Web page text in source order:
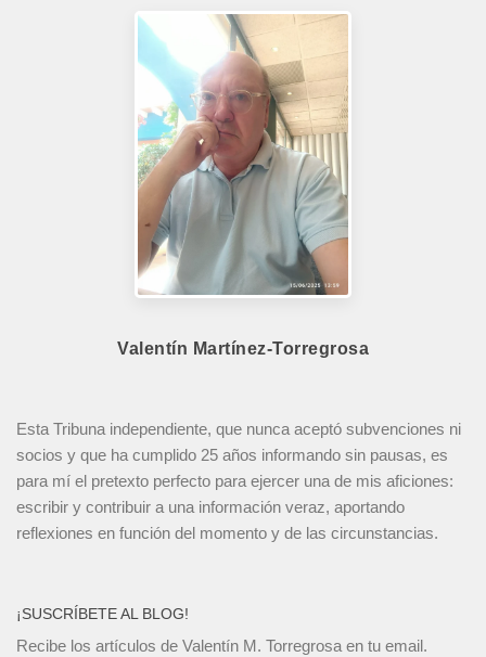
Valentín Martínez-Torregrosa
Esta Tribuna independiente, que nunca aceptó subvenciones ni
socios y que ha cumplido 25 años informando sin pausas, es
para mí el pretexto perfecto para ejercer una de mis aficiones:
escribir y contribuir a una información veraz, aportando
reflexiones en función del momento y de las circunstancias.
¡SUSCRÍBETE AL BLOG!
Recibe los artículos de Valentín M. Torregrosa en tu email.